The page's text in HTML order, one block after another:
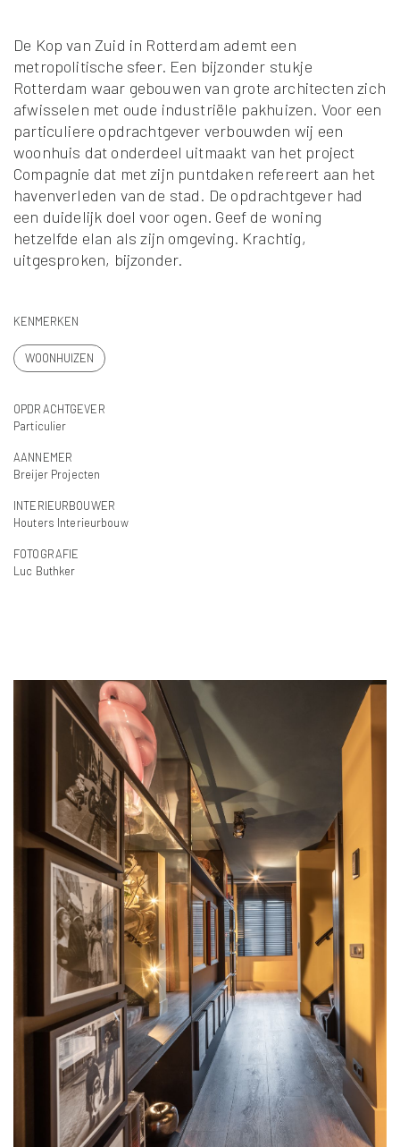
De Kop van Zuid in Rotterdam ademt een
metropolitische sfeer. Een bijzonder stukje
Rotterdam waar gebouwen van grote architecten zich
afwisselen met oude industriële pakhuizen. Voor een
particuliere opdrachtgever verbouwden wij een
woonhuis dat onderdeel uitmaakt van het project
Compagnie dat met zijn puntdaken refereert aan het
havenverleden van de stad. De opdrachtgever had
een duidelijk doel voor ogen. Geef de woning
hetzelfde elan als zijn omgeving. Krachtig,
uitgesproken, bijzonder.
KENMERKEN
WOONHUIZEN
OPDRACHTGEVER
Particulier
AANNEMER
Breijer Projecten
INTERIEURBOUWER
Houters Interieurbouw
FOTOGRAFIE
Luc Buthker